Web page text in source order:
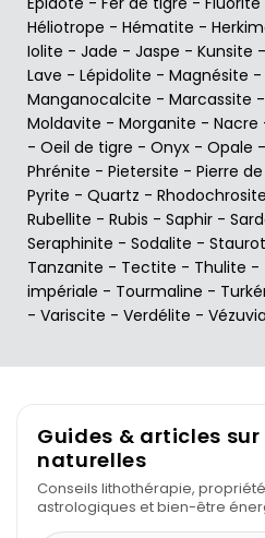
Héliotrope - Hématite -
Iolite - Jade - Jaspe - Kunsite -
Lave - Lépidolite - Magnésite -
Manganocalcite - Marcassite -
Moldavite - Morganite - Nacre
- Oeil de tigre - Onyx - Opale -
Phrénite - Pietersite - Pierre
Pyrite - Quartz - Rhodochrosite
Rubellite - Rubis - Saphir -
Seraphinite - Sodalite -
Tanzanite - Tectite - Thulite -
impériale - Tourmaline -
- Variscite - Verdélite -
Guides & articles sur
naturelles
Conseils lithothérapie,
astrologiques et bien-être